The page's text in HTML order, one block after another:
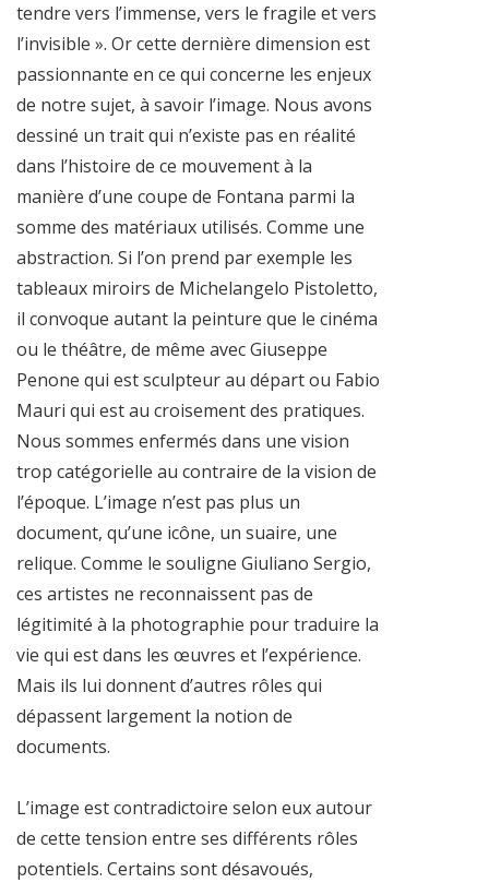
tendre vers l’immense, vers le fragile et vers
l’invisible ». Or cette dernière dimension est
passionnante en ce qui concerne les enjeux
de notre sujet, à savoir l’image. Nous avons
dessiné un trait qui n’existe pas en réalité
dans l’histoire de ce mouvement à la
manière d’une coupe de Fontana parmi la
somme des matériaux utilisés. Comme une
abstraction. Si l’on prend par exemple les
tableaux miroirs de Michelangelo Pistoletto,
il convoque autant la peinture que le cinéma
ou le théâtre, de même avec Giuseppe
Penone qui est sculpteur au départ ou Fabio
Mauri qui est au croisement des pratiques.
Nous sommes enfermés dans une vision
trop catégorielle au contraire de la vision de
l’époque. L’image n’est pas plus un
document, qu’une icône, un suaire, une
relique. Comme le souligne Giuliano Sergio,
ces artistes ne reconnaissent pas de
légitimité à la photographie pour traduire la
vie qui est dans les œuvres et l’expérience.
Mais ils lui donnent d’autres rôles qui
dépassent largement la notion de
documents.
L’image est contradictoire selon eux autour
de cette tension entre ses différents rôles
potentiels. Certains sont désavoués,